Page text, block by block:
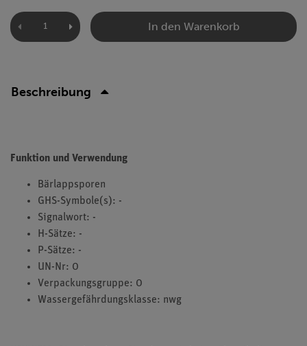
In den Warenkorb
Beschreibung
Funktion und Verwendung
Bärlappsporen
GHS-Symbole(s): -
Signalwort: -
H-Sätze: -
P-Sätze: -
UN-Nr: 0
Verpackungsgruppe: 0
Wassergefährdungsklasse: nwg